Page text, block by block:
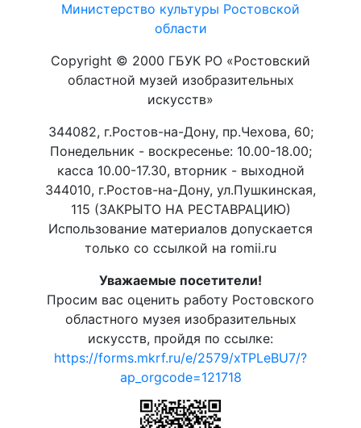
Министерство культуры Ростовской
области
Copyright © 2000 ГБУК РО «Ростовский
областной музей изобразительных
искусств»
344082, г.Ростов-на-Дону, пр.Чехова, 60;
Понедельник - воскресенье: 10.00-18.00;
касса 10.00-17.30, вторник - выходной
344010, г.Ростов-на-Дону, ул.Пушкинская,
115 (ЗАКРЫТО НА РЕСТАВРАЦИЮ)
Использование материалов допускается
только со ссылкой на romii.ru
Уважаемые посетители!
Просим вас оценить работу Ростовского
областного музея изобразительных
искусств, пройдя по ссылке:
https://forms.mkrf.ru/e/2579/xTPLeBU7/?
ap_orgcode=121718